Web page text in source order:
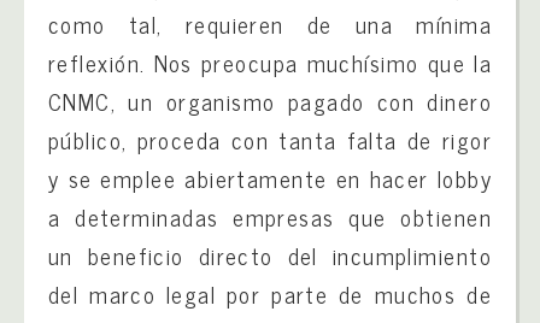
como tal, requieren de una mínima
reflexión. Nos preocupa muchísimo que la
CNMC, un organismo pagado con dinero
público, proceda con tanta falta de rigor
y se emplee abiertamente en hacer lobby
a determinadas empresas que obtienen
un beneficio directo del incumplimiento
del marco legal por parte de muchos de